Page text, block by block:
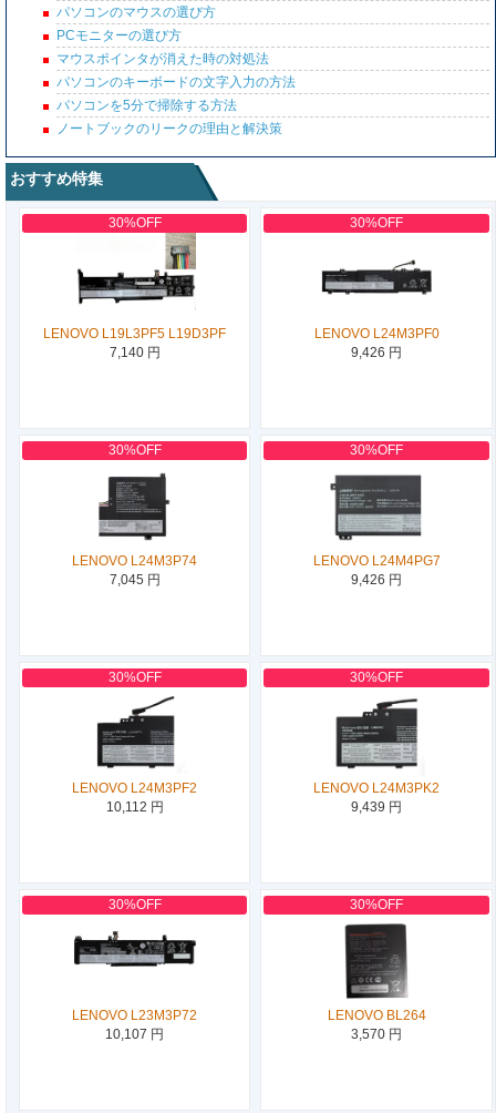
パソコンのマウスの選び方
PCモニターの選び方
マウスポインタが消えた時の対処法
パソコンのキーボードの文字入力の方法
パソコンを5分で掃除する方法
ノートブックのリークの理由と解決策
おすすめ特集
30%OFF
LENOVO L19L3PF5 L19D3PF
7,140 円
30%OFF
LENOVO L24M3PF0
9,426 円
30%OFF
LENOVO L24M3P74
7,045 円
30%OFF
LENOVO L24M4PG7
9,426 円
30%OFF
LENOVO L24M3PF2
10,112 円
30%OFF
LENOVO L24M3PK2
9,439 円
30%OFF
LENOVO L23M3P72
10,107 円
30%OFF
LENOVO BL264
3,570 円